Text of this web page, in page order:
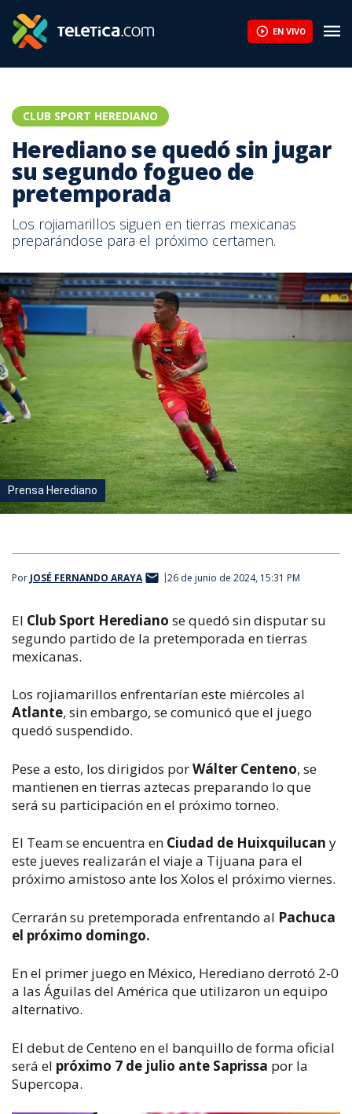
EN VIVO
CLUB SPORT HEREDIANO
Herediano se quedó sin jugar
su segundo fogueo de
pretemporada
Los rojiamarillos siguen en tierras mexicanas
preparándose para el próximo certamen.
Prensa Herediano
Por JOSÉ FERNANDO ARAYA 26 de junio de 2024, 15:31 PM
El Club Sport Herediano se quedó sin disputar su
segundo partido de la pretemporada en tierras
mexicanas.
Los rojiamarillos enfrentarían este miércoles al
Atlante, sin embargo, se comunicó que el juego
quedó suspendido.
Pese a esto, los dirigidos porWálter Centeno, se
mantienen en tierras aztecas preparando lo que
será su participación en el próximo torneo.
El Team se encuentra en Ciudad de Huixquilucan y
este jueves realizarán el viaje a Tijuana para el
próximo amistoso ante los Xolos el próximo viernes.
Cerrarán su pretemporada enfrentando al Pachuca
el próximo domingo.
En el primer juego en México, Herediano derrotó 2-0
a las Águilas del América que utilizaron un equipo
alternativo.
El debut de Centeno en el banquillo de forma oficial
será el próximo 7 de julio ante Saprissa por la
Supercopa.